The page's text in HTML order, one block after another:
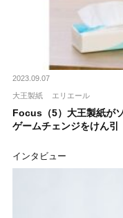
2023.09.07
大王製紙 エリエール
Focus（5）大王製紙が
ゲームチェンジをけん引
インタビュー